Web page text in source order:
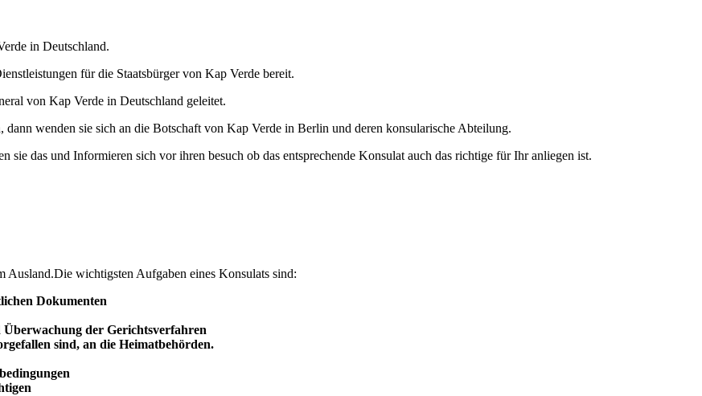
in Deutschland.
für die Staatsbürger von Kap Verde bereit.
von Kap Verde in Deutschland geleitet.
wenden sie sich an die Botschaft von Kap Verde in Berlin und deren konsularische Abteilung.
sie das und Informieren sich vor ihren besuch ob das entsprechende Konsulat auch das richtige für Ihr anliegen ist.
Ausland.Die wichtigsten Aufgaben eines Konsulats sind:
Dokumenten
Überwachung der Gerichtsverfahren
sind, an die Heimatbehörden.